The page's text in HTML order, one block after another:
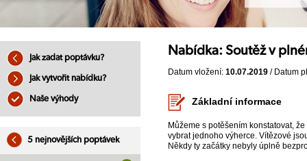
Jak zadat poptávku?
Jak vytvořit nabídku?
Naše výhody
5 nejnovějších poptávek
Nabídka: Soutěž v
Datum vložení: 10.07.2019 / Datum
Základní informace
Můžeme s potěšením konstatovat,
vybrat jednoho výherce. Vítězové
Někdy ty začátky nebyly úplně